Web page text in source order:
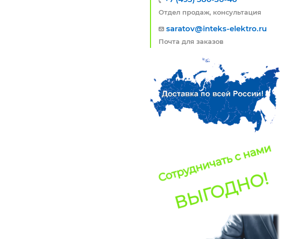
Отдел продаж, консультация
saratov@inteks-elektro.ru
Почта для заказов